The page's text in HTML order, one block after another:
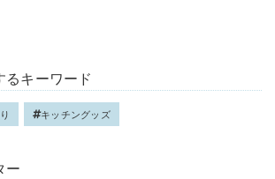
るキーワード
キッチングッズ
ー